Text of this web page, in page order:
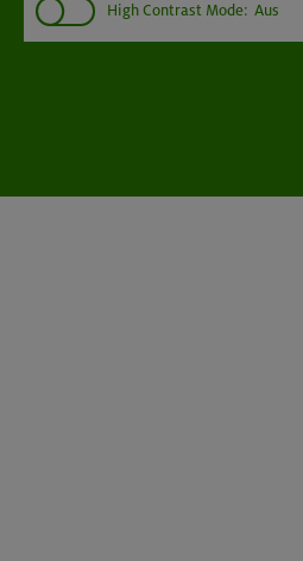
High Contrast Mode: Aus